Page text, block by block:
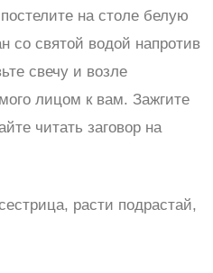
на столе белую
со святой водой напротив
свечу и возле
лицом к вам. Зажгите
читать заговор на
расти подрастай,